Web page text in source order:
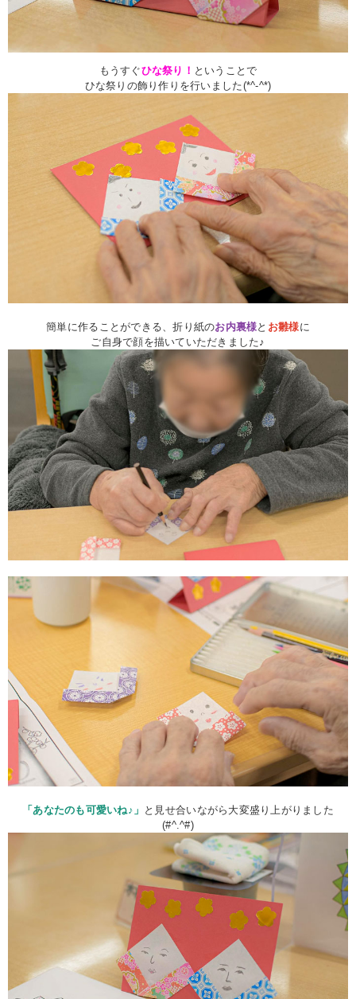
もうすぐひな祭り！ ということで
ひな祭りの飾り作りを行いました(*^-^*)
簡単に作ることができる、折り紙のお内裏様と お雛様に
ご自身で顔を描いていただきました♪
「あなたのも可愛いね♪」 と見せ合いながら大変盛り上がりました
(#^.^#)